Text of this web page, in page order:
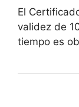
El
validez de
tiempo es